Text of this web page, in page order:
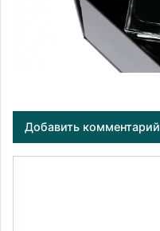
Добавить комментарий